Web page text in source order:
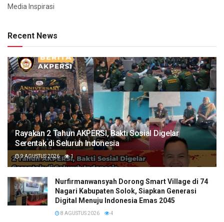
Media Inspirasi
Recent News
Rayakan 2 Tahun AKPERSI, Bakti Sosial Digelar
Serentak di Seluruh Indonesia
9 AGUSTUS 2026 1
Nurfirmanwansyah Dorong Smart Village di 74
Nagari Kabupaten Solok, Siapkan Generasi
Digital Menuju Indonesia Emas 2045
8 AGUSTUS 2026 4